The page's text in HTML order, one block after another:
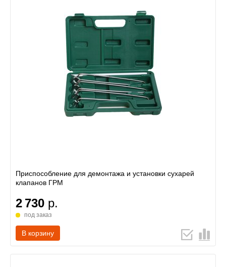
Приспособление для демонтажа и установки сухарей
клапанов ГРМ
2 730 р.
под заказ
В корзину